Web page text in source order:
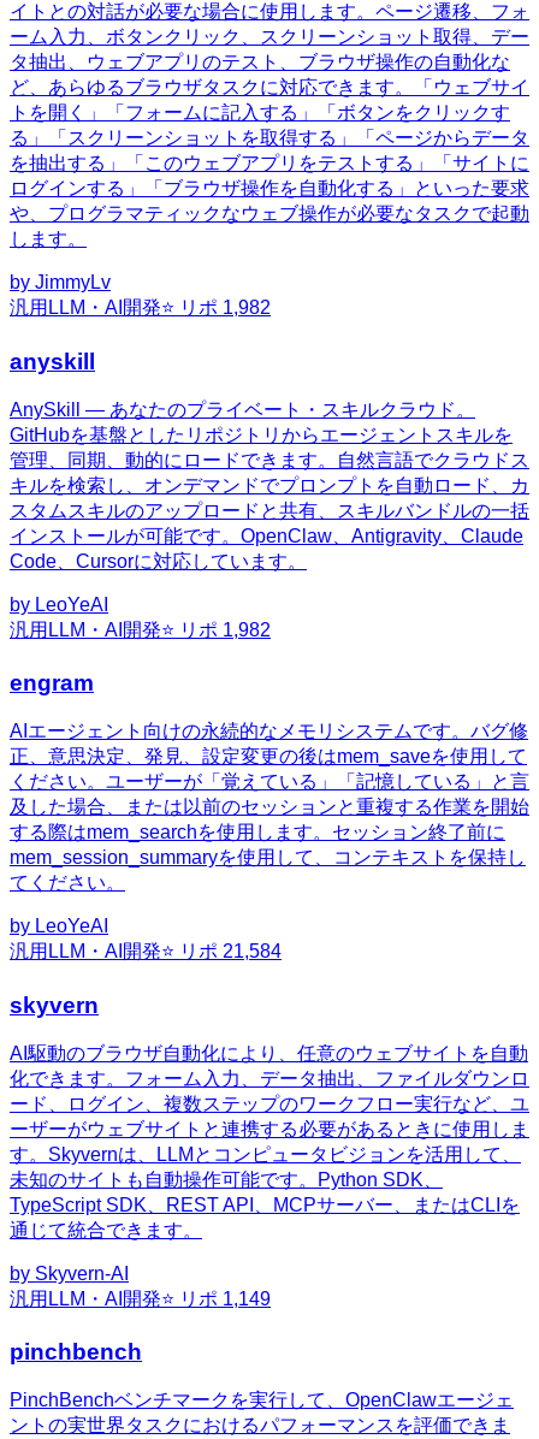
イトとの対話が必要な場合に使用します。ページ遷移、フォ
ーム入力、ボタンクリック、スクリーンショット取得、デー
タ抽出、ウェブアプリのテスト、ブラウザ操作の自動化な
ど、あらゆるブラウザタスクに対応できます。「ウェブサイ
トを開く」「フォームに記入する」「ボタンをクリックす
る」「スクリーンショットを取得する」「ページからデータ
を抽出する」「このウェブアプリをテストする」「サイトに
ログインする」「ブラウザ操作を自動化する」といった要求
や、プログラマティックなウェブ操作が必要なタスクで起動
します。
by JimmyLv
汎用 LLM・AI開発⭐ リポ 1,982
anyskill
AnySkill — あなたのプライベート・スキルクラウド。
GitHubを基盤としたリポジトリからエージェントスキルを
管理、同期、動的にロードできます。自然言語でクラウドス
キルを検索し、オンデマンドでプロンプトを自動ロード、カ
スタムスキルのアップロードと共有、スキルバンドルの一括
インストールが可能です。OpenClaw、Antigravity、Claude
Code、Cursorに対応しています。
by LeoYeAI
汎用 LLM・AI開発⭐ リポ 1,982
engram
AIエージェント向けの永続的なメモリシステムです。バグ修
正、意思決定、発見、設定変更の後はmem_saveを使用して
ください。ユーザーが「覚えている」「記憶している」と言
及した場合、または以前のセッションと重複する作業を開始
する際はmem_searchを使用します。セッション終了前に
mem_session_summaryを使用して、コンテキストを保持し
てください。
by LeoYeAI
汎用 LLM・AI開発⭐ リポ 21,584
skyvern
AI駆動のブラウザ自動化により、任意のウェブサイトを自動
化できます。フォーム入力、データ抽出、ファイルダウンロ
ード、ログイン、複数ステップのワークフロー実行など、ユ
ーザーがウェブサイトと連携する必要があるときに使用しま
す。Skyvernは、LLMとコンピュータビジョンを活用して、
未知のサイトも自動操作可能です。Python SDK、
TypeScript SDK、REST API、MCPサーバー、またはCLIを
通じて統合できます。
by Skyvern-AI
汎用 LLM・AI開発⭐ リポ 1,149
pinchbench
PinchBenchベンチマークを実行して、OpenClawエージェ
ントの実世界タスクにおけるパフォーマンスを評価できま